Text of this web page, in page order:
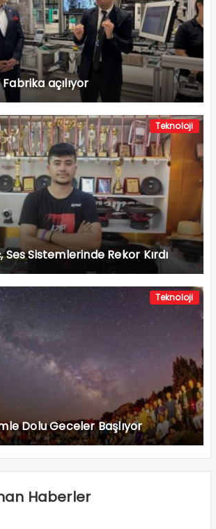
açılıyor
Teknoloji
Ses Sistemlerinde Rekor Kırdı
Teknoloji
Dolu Geceler Başlıyor
Haberler